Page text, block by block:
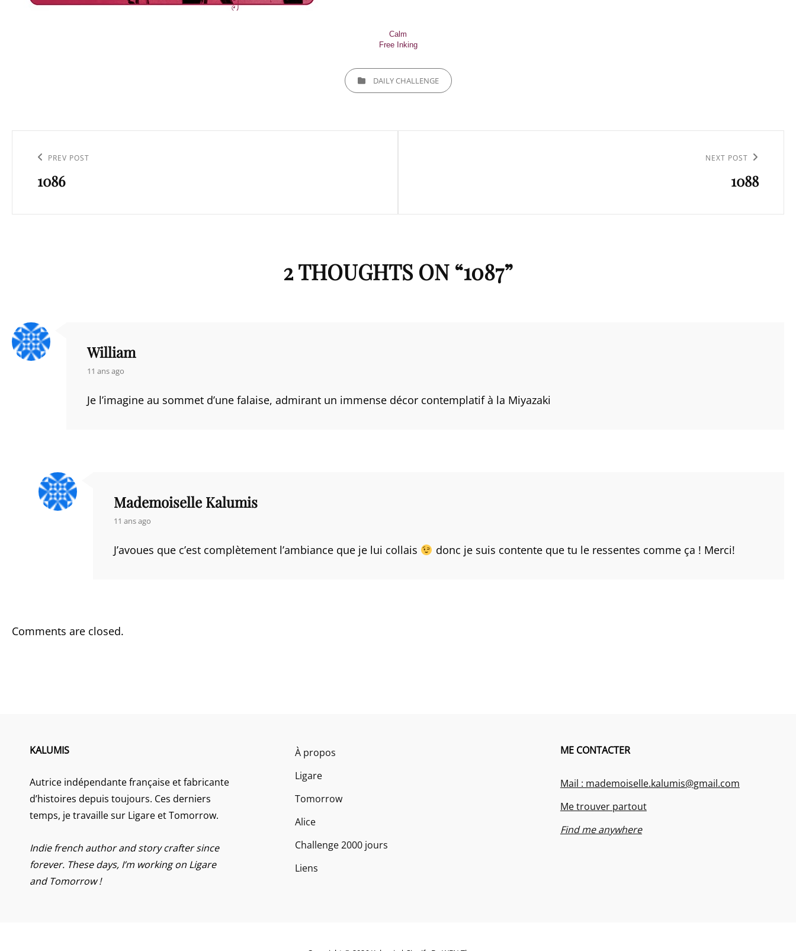
Calm
Free Inking
CATEGORIESDAILY CHALLENGE
l’article
Previous
Post
PREV POST
1086
NEXT POST
1088
2 THOUGHTS ON “1087”
William
says:
11 ans ago
Je l’imagine au sommet d’une falaise, admirant un immense décor contemplatif à la Miyazaki
Mademoiselle Kalumis
says:
11 ans ago
J’avoues que c’est complètement l’ambiance que je lui collais donc je suis contente que tu le ressentes comme ça ! Merci!
Comments are closed.
KALUMIS
Autrice indépendante française et fabricante
d’histoires depuis toujours. Ces derniers
temps, je travaille sur Ligare et Tomorrow.
Indie french author and story crafter since
forever. These days, I’m working on Ligare
and Tomorrow !
À propos
Ligare
Tomorrow
Alice
Challenge 2000 jours
Liens
ME CONTACTER
Mail : mademoiselle.kalumis@gmail.com
Me trouver partout
Find me anywhere